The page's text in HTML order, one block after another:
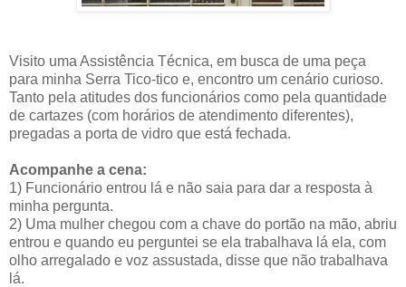
Visito uma Assistência Técnica, em busca de uma peça
para minha Serra Tico-tico e, encontro um cenário curioso.
Tanto pela atitudes dos funcionários como pela quantidade
de cartazes (com horários de atendimento diferentes),
pregadas a porta de vidro que está fechada.
Acompanhe a cena:
1) Funcionário entrou lá e não saia para dar a resposta à
minha pergunta.
2) Uma mulher chegou com a chave do portão na mão, abriu
entrou e quando eu perguntei se ela trabalhava lá ela, com
olho arregalado e voz assustada, disse que não trabalhava
lá.